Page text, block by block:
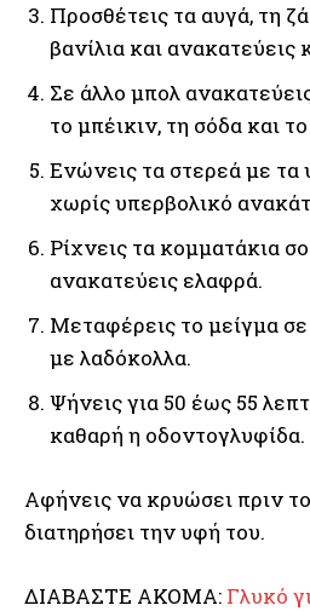
Προσθέτεις τα αυγά, τη
βανίλια και ανακατεύεις
Σε άλλο μπολ
το μπέικιν, τη σόδα και το
Ενώνεις τα στερεά με τα
χωρίς υπερβολικό
Ρίχνεις τα κομματάκια
ανακατεύεις ελαφρά.
Μεταφέρεις το μείγμα
με λαδόκολλα.
Ψήνεις για 50 έως 55
καθαρή η οδοντογλυφίδα.
Αφήνεις να κρυώσει πριν
διατηρήσει την υφή του.
ΔΙΑΒΑΣΤΕ ΑΚΟΜΑ: Γλυκό